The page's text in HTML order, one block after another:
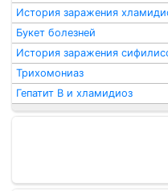
История заражения
Букет болезней
История заражения
Трихомониаз
Гепатит В и хламидиоз